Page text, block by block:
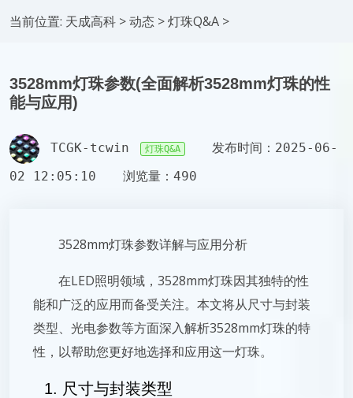
当前位置: 天成高科 >动态 >灯珠Q&A >
3528mm灯珠参数(全面解析3528mm灯珠的性
能与应用)
TCGK-tcwin 灯珠Q&A
发布时间：2025-06-
02 12:05:10
浏览量：490
3528mm灯珠参数详解与应用分析
在LED照明领域，3528mm灯珠因其独特的性
能和广泛的应用而备受关注。本文将从尺寸与封装
类型、光电参数等方面深入解析3528mm灯珠的特
性，以帮助您更好地选择和应用这一灯珠。
1. 尺寸与封装类型